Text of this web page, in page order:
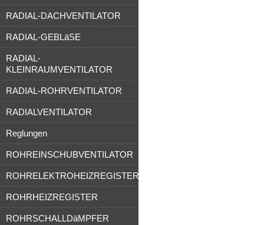
RADIAL-DACHVENTILATOR
RADIAL-GEBLäSE
RADIAL-
KLEINRAUMVENTILATOR
RADIAL-ROHRVENTILATOR
RADIALVENTILATOR
Reglungen
ROHREINSCHUBVENTILATOR
ROHRELEKTROHEIZREGISTER
ROHRHEIZREGISTER
ROHRSCHALLDäMPFER